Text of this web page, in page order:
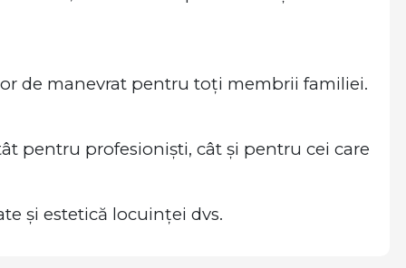
de manevrat pentru toți membrii familiei.
pentru profesioniști, cât și pentru cei care
și estetică locuinței dvs.